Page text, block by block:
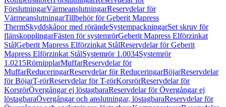
FörslutningarVärmeanslutningarReservdelar för
VärmeanslutningarTillbehör för Geberit Mapress
ThermSkyddskåpor med rörändeSystempackningarSet skruv för
flänskopplingarFästen för systemrörGeberit Mapress Elförzinkat
StålGeberit Mapress Elförzinkat StålReservdelar för Geberit
Mapress Elförzinkat StålSystemrör 1.0034Systemrör
1.0215RörnipplarMuffarReservdelar för
MuffarReduceringarReservdelar för ReduceringarBöjarReservdelar
för BöjarT-rörReservdelar för T-rörKorsrörReservdelar för
KorsrörÖvergångar ej löstagbaraReservdelar för Övergångar ej
löstagbaraÖvergångar och anslutningar, löstagbaraReservdelar för